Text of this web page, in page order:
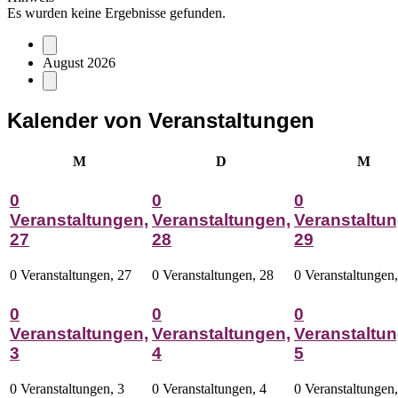
Es wurden keine Ergebnisse gefunden.
August 2026
Kalender von Veranstaltungen
MMontag D M
0
Veranstaltungen,
27
0 Veranstaltungen, 27
0
Veranstaltungen,
28
0 Veranstaltungen, 28
0
29
0
0
Veranstaltungen,
3
0 Veranstaltungen, 3
0
Veranstaltungen,
4
0 Veranstaltungen, 4
0
5
0